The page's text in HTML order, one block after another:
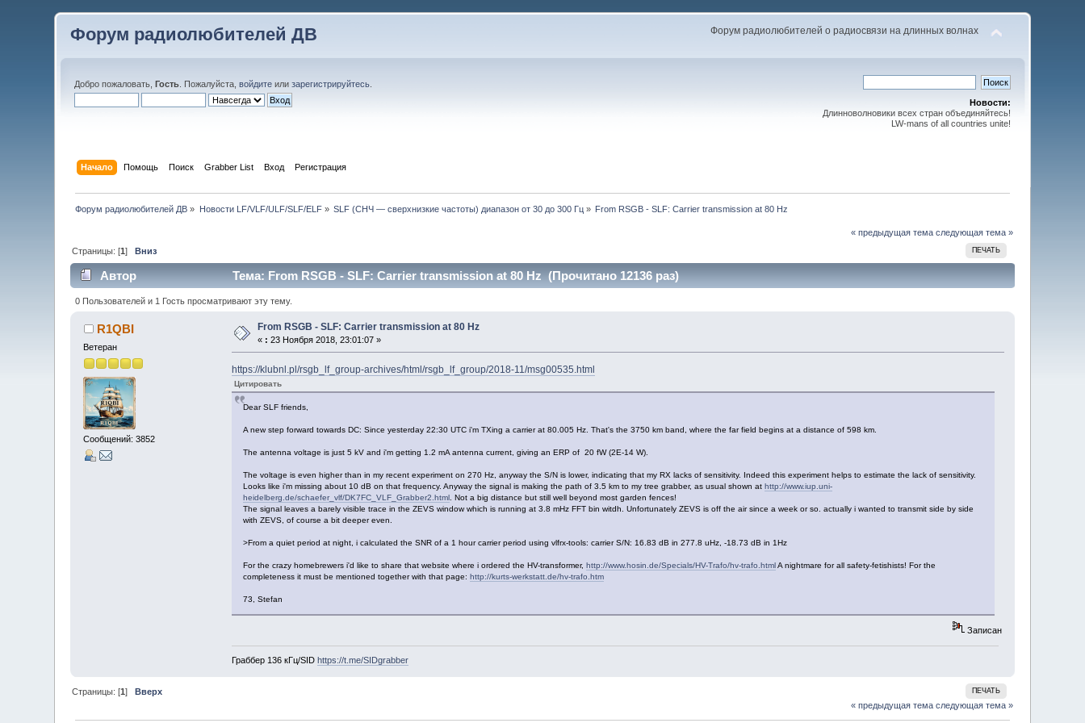
Форум радиолюбителей ДВ Форум радиолюбителей о радиосвязи на длинных волнах
Добро пожаловать,Гость . Пожалуйста,войдите илизарегистрируйтесь
Новости:
Длинноволновики всех стран объединяйтесь!
LW-mans of all countries unite!
Начало Помощь Поиск Grabber List Вход Регистрация
Форум радиолюбителей ДВ » Новости LF/VLF/ULF/SLF/ELF» SLF (СНЧ — сверхнизкие частоты) диапазон от 30 до 300 Гц » From RSGB - SLF: Carrier transmission at 80 Hz
« предыдущая тема следующая тема »
ПЕЧАТЬ
Страницы: [1]Вниз
Автор Тема: From RSGB - SLF: Carrier transmission at 80 Hz (Прочитано 12136 раз)
0 Пользователей и 1 Гость просматривают эту тему.
R1QBI
Ветеран
Сообщений: 3852
From RSGB - SLF: Carrier transmission at 80 Hz
« : 23 Ноября 2018, 23:01:07 »
https://klubnl.pl/rsgb_lf_group-archives/html/rsgb_lf_group/2018-11/msg00535.html
Цитировать
Dear SLF friends,
A new step forward towards DC: Since yesterday 22:30 UTC i'm TXing a carrier at 80.005 Hz. That's the 3750 km band, where the far field begins at a distance of 598 km.
The antenna voltage is just 5 kV and i'm getting 1.2 mA antenna current, giving an ERP of 20 fW (2E-14 W).
The voltage is even higher than in my recent experiment on 270 Hz, anyway the S/N is lower, indicating that my RX lacks of sensitivity. Indeed this experiment helps to estimate the lack of sensitivity.
Looks like i'm missing about 10 dB on that frequency. Anyway the signal is making the path of 3.5 km to my tree grabber, as usual shown at http://www.iup.uni-
heidelberg.de/schaefer_vlf/DK7FC_VLF_Grabber2.html. Not a big distance but still well beyond most garden fences!
The signal leaves a barely visible trace in the ZEVS window which is running at 3.8 mHz FFT bin witdh. Unfortunately ZEVS is off the air since a week or so. actually i wanted to transmit side by side
with ZEVS, of course a bit deeper even.
>From a quiet period at night, i calculated the SNR of a 1 hour carrier period using vlfrx-tools: carrier S/N: 16.83 dB in 277.8 uHz, -18.73 dB in 1Hz
For the crazy homebrewers i'd like to share that website where i ordered the HV-transformer, http://www.hosin.de/Specials/HV-Trafo/hv-trafo.htmlA nightmare for all safety-fetishists! For the
completeness it must be mentioned together with that page: http://kurts-werkstatt.de/hv-trafo.htm
73, Stefan
Записан
Граббер 136 кГц/SID https://t.me/SIDgrabber
ПЕЧАТЬ
Страницы: [1]
Вверх
« предыдущая тема следующая тема »